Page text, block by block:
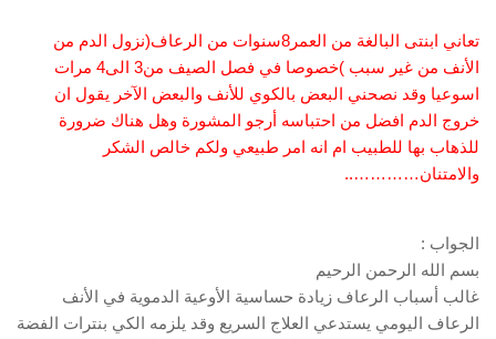
تعاني ابنتى البالغة من العمر8سنوات من الرعاف(نزول الدم من
الأنف من غير سبب )خصوصا في فصل الصيف من3 الى4 مرات
اسوعيا وقد نصحني البعض بالكوي للأنف والبعض الآخر يقول ان
خروج الدم افضل من احتباسه أرجو المشورة وهل هناك ضرورة
للذهاب بها للطبيب ام انه امر طبيعي ولكم خالص الشكر
والامتنان…………..
الجواب :
بسم الله الرحمن الرحيم
غالب أسباب الرعاف زيادة حساسية الأوعية الدموية في الأنف
الرعاف اليومي يستدعي العلاج السريع وقد يلزمه الكي بنترات الفضة